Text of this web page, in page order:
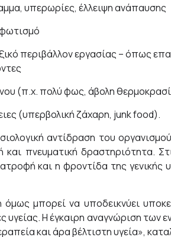
υπερωρίες, έλλειψη ανάπαυσης
περιβάλλον εργασίας – όπως
(π.χ. πολύ φως, άβολη
(υπερβολική ζάχαρη, junk food).
αντίδραση του
πνευματική δραστηριότητα.
και η φροντίδα της γενικής
μπορεί να υποδεικνύει
υγείας. Η έγκαιρη αναγνώριση των
και άρα βέλτιστη υγεία»,